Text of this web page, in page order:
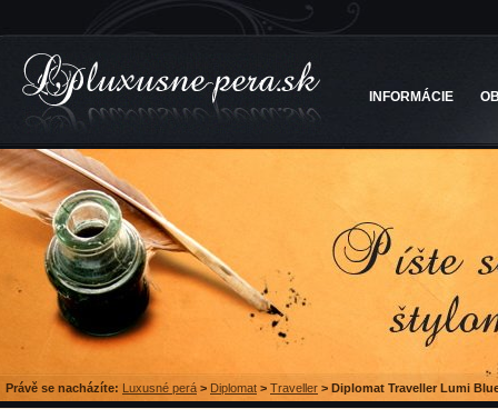
INFORMÁCIE
Právě se nacházíte: Luxusné perá > Diplomat > Traveller > Diplomat Traveller Lumi